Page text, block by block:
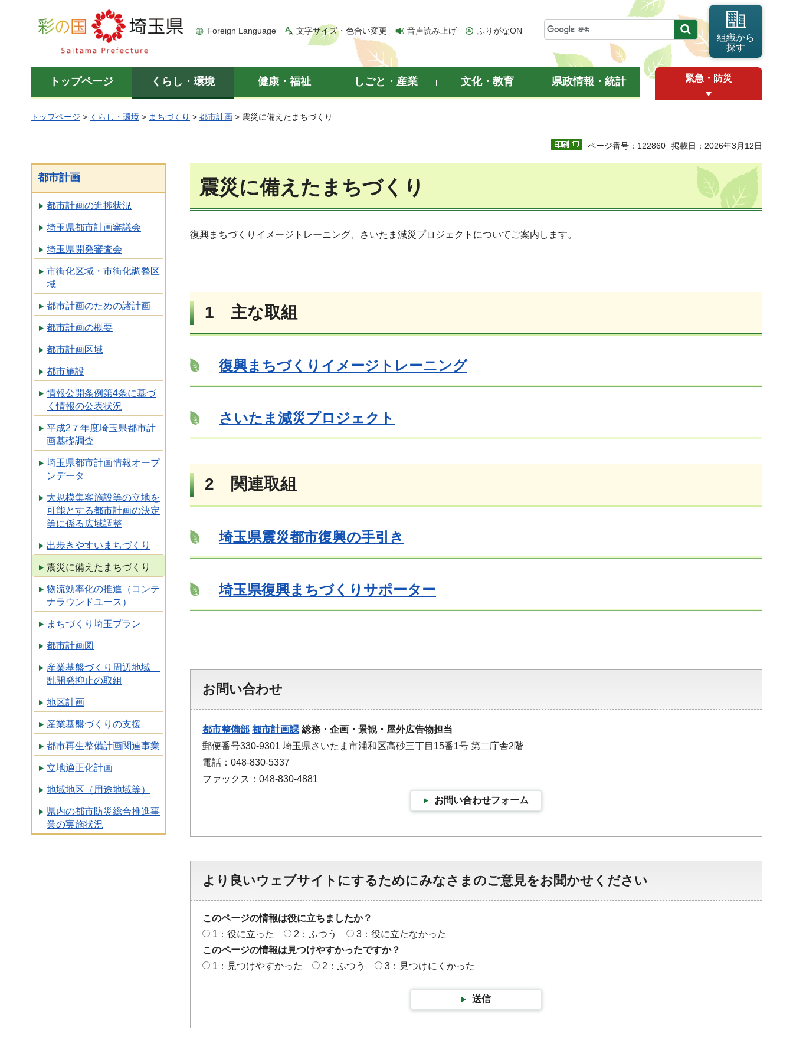
彩の国 埼玉県
Foreign Language 文字サイズ・色合い変更 音声読み上げ ふりがなON
組織から
探す
トップページ くらし・環境 健康・福祉 しごと・産業 文化・教育 県政情報・統計 緊急・防災
トップページ > くらし・環境 > まちづくり > 都市計画 > 震災に備えたまちづくり
ページ番号：122860 掲載日：2026年3月12日
都市計画
都市計画の進捗状況
埼玉県都市計画審議会
埼玉県開発審査会
市街化区域・市街化調整区
域
都市計画のための諸計画
都市計画の概要
都市計画区域
都市施設
情報公開条例第4条に基づ
く情報の公表状況
平成2７年度埼玉県都市計
画基礎調査
埼玉県都市計画情報オープ
ンデータ
大規模集客施設等の立地を
可能とする都市計画の決定
等に係る広域調整
出歩きやすいまちづくり
震災に備えたまちづくり
物流効率化の推進（コンテ
ナラウンドユース）
まちづくり埼玉プラン
都市計画図
産業基盤づくり周辺地域
乱開発抑止の取組
地区計画
産業基盤づくりの支援
都市再生整備計画関連事業
立地適正化計画
地域地区（用途地域等）
県内の都市防災総合推進事
業の実施状況
震災に備えたまちづくり
復興まちづくりイメージトレーニング、さいたま減災プロジェクトについてご案内します。
1 主な取組
復興まちづくりイメージトレーニング
さいたま減災プロジェクト
2 関連取組
埼玉県震災都市復興の手引き
埼玉県復興まちづくりサポーター
お問い合わせ
都市整備部 都市計画課 総務・企画・景観・屋外広告物担当
郵便番号330-9301 埼玉県さいたま市浦和区高砂三丁目15番1号 第二庁舎2階
電話：048-830-5337
ファックス：048-830-4881
お問い合わせフォーム
より良いウェブサイトにするためにみなさまのご意見をお聞かせください
このページの情報は役に立ちましたか？
1：役に立った
2：ふつう
3：役に立たなかった
このページの情報は見つけやすかったですか？
1：見つけやすかった
2：ふつう 3：見つけにくかった
送信